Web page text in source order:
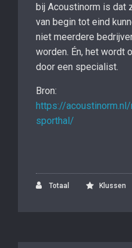
bij Acoustinorm is dat
van begin tot eind
niet meerdere
worden. Én, het wordt
door een specialist.
Bron:
https://
sporthal/
Totaal Klussen